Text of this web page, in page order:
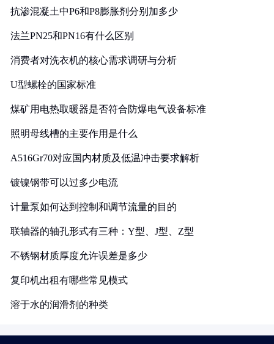
抗渗混凝土中P6和P8膨胀剂分别加多少
法兰PN25和PN16有什么区别
消费者对洗衣机的核心需求调研与分析
U型螺栓的国家标准
煤矿用电热取暖器是否符合防爆电气设备标准
照明母线槽的主要作用是什么
A516Gr70对应国内材质及低温冲击要求解析
镀镍钢带可以过多少电流
计量泵如何达到控制和调节流量的目的
联轴器的轴孔形式有三种：Y型、J型、Z型
不锈钢材质厚度允许误差是多少
复印机出租有哪些常见模式
溶于水的润滑剂的种类